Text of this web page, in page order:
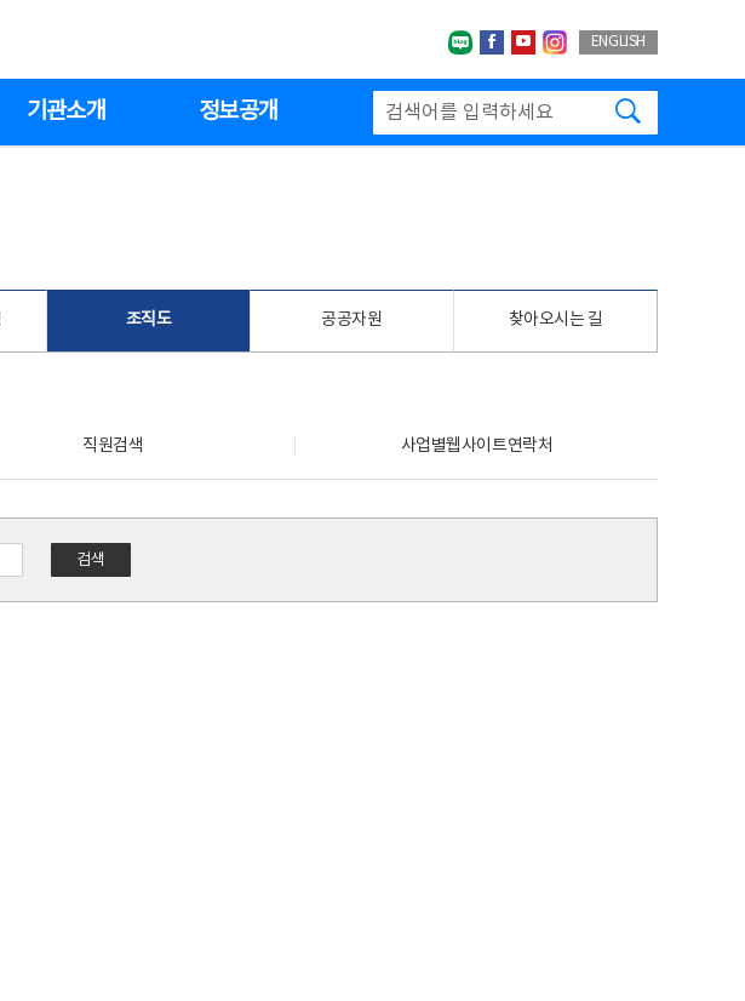
네이버블로그
페이스북
유투브인스타그랩
ENGLISH
기관소개 정보공개
조직도 공공자원 찾아오시는 길
직원검색 사업별웹사이트연락처
검색